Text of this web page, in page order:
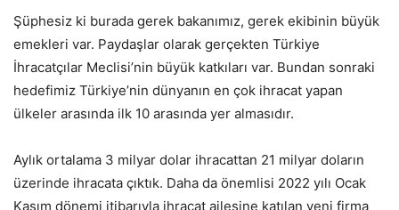
Şüphesiz ki burada gerek bakanımız, gerek ekibinin büyük
emekleri var. Paydaşlar olarak gerçekten Türkiye
İhracatçılar Meclisi’nin büyük katkıları var. Bundan sonraki
hedefimiz Türkiye’nin dünyanın en çok ihracat yapan
ülkeler arasında ilk 10 arasında yer almasıdır.
Aylık ortalama 3 milyar dolar ihracattan 21 milyar doların
üzerinde ihracata çıktık. Daha da önemlisi 2022 yılı Ocak
Kasım dönemi itibarıyla ihracat ailesine katılan yeni firma